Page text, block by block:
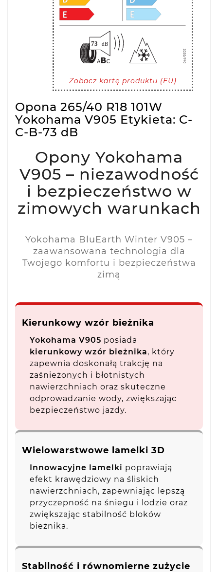
Zobacz kartę produktu (EU)
Opona 265/40 R18 101W
Yokohama V905 Etykieta: C-
C-B-73 dB
Opony Yokohama
V905 – niezawodność
i bezpieczeństwo w
zimowych warunkach
Yokohama BluEarth Winter V905 –
zaawansowana technologia dla
Twojego komfortu i bezpieczeństwa
zimą
Kierunkowy wzór bieżnika
Yokohama V905 posiada
kierunkowy wzór bieżnika, który
zapewnia doskonałą trakcję na
zaśnieżonych i błotnistych
nawierzchniach oraz skuteczne
odprowadzanie wody, zwiększając
bezpieczeństwo jazdy.
Wielowarstwowe lamelki 3D
Innowacyjne lamelki poprawiają
efekt krawędziowy na śliskich
nawierzchniach, zapewniając lepszą
przyczepność na śniegu i lodzie oraz
zwiększając stabilność bloków
bieżnika.
Stabilność i równomierne zużycie